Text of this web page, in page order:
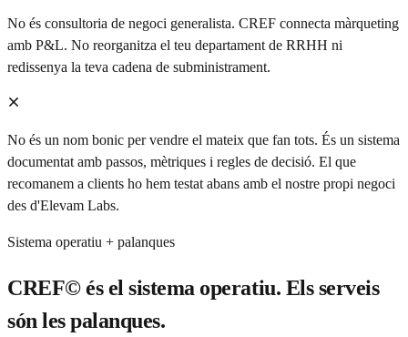
No és consultoria de negoci generalista. CREF connecta màrqueting
amb P&L. No reorganitza el teu departament de RRHH ni
redissenya la teva cadena de subministrament.
No és un nom bonic per vendre el mateix que fan tots. És un sistema
documentat amb passos, mètriques i regles de decisió. El que
recomanem a clients ho hem testat abans amb el nostre propi negoci
des d'Elevam Labs.
Sistema operatiu + palanques
CREF© és el sistema operatiu. Els serveis
són les palanques.